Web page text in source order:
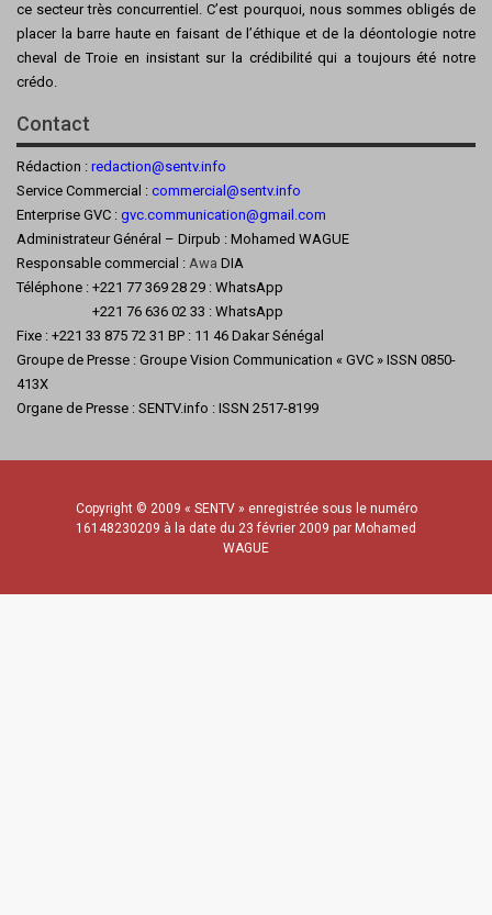
ce secteur très concurrentiel. C’est pourquoi, nous sommes obligés de
placer la barre haute en faisant de l’éthique et de la déontologie notre
cheval de Troie en insistant sur la crédibilité qui a toujours été notre
crédo.
Contact
Rédaction : redaction@sentv.info
Service Commercial : commercial@sentv.info
Enterprise GVC : gvc.communication@gmail.com
Administrateur Général – Dirpub : Mohamed WAGUE
Responsable commercial : Awa DIA
Téléphone : +221 77 369 28 29 : WhatsApp
+221 76 636 02 33 : WhatsApp
Fixe : +221 33 875 72 31 BP : 11 46 Dakar Sénégal
Groupe de Presse : Groupe Vision Communication « GVC » ISSN 0850-
413X
Organe de Presse : SENTV.info : ISSN 2517-8199
Copyright © 2009 « SENTV » enregistrée sous le numéro
16148230209 à la date du 23 février 2009 par Mohamed
WAGUE